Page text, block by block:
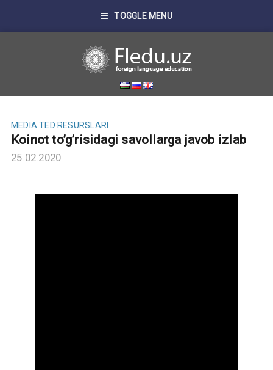
TOGGLE MENU
MEDIA TED RESURSLARI
Koinot to’g’risidagi savollarga javob izlab
25.02.2020